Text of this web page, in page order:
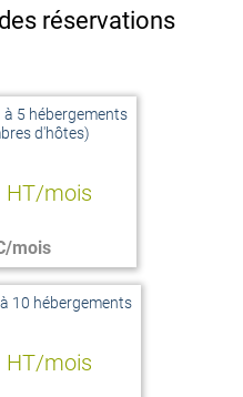
réservations
5 hébergements
d'hôtes)
HT/mois
mois
10 hébergements
HT/mois